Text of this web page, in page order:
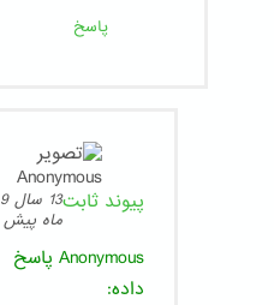
پاسخ
پیوند ثابت
13 سال 9
ماه پیش
Anonymous پاسخ
داده: